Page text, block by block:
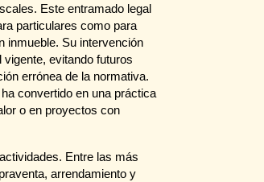
Este entramado legal
particulares como para
inmueble. Su intervención
evitando futuros
errónea de la normativa.
convertido en una práctica
o en proyectos con
Entre las más
arrendamiento y